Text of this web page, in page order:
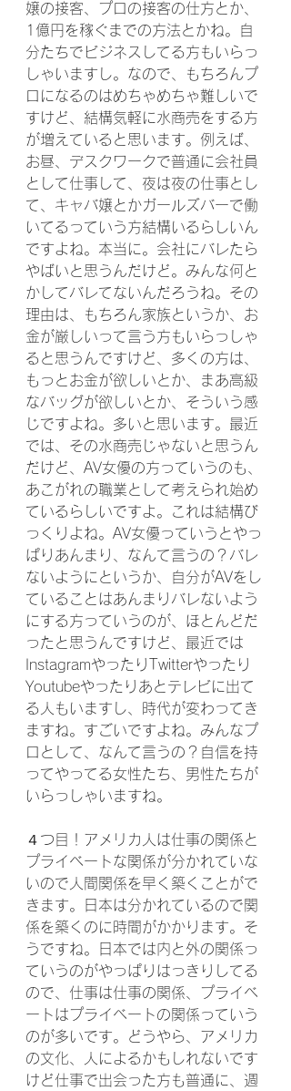
嬢の接客、プロの接客の仕方とか、
1億円を稼ぐまでの方法とかね。自
分たちでビジネスしてる方もいらっ
しゃいますし。なので、もちろんプ
ロになるのはめちゃめちゃ難しいで
すけど、結構気軽に水商売をする方
が増えていると思います。例えば、
お昼、デスクワークで普通に会社員
として仕事して、夜は夜の仕事とし
て、キャバ嬢とかガールズバーで働
いてるっていう方結構いるらしいん
ですよね。本当に。会社にバレたら
やばいと思うんだけど。みんな何と
かしてバレてないんだろうね。その
理由は、もちろん家族というか、お
金が厳しいって言う方もいらっしゃ
ると思うんですけど、多くの方は、
もっとお金が欲しいとか、まあ高級
なバッグが欲しいとか、そういう感
じですよね。多いと思います。最近
では、その水商売じゃないと思うん
だけど、AV女優の方っていうのも、
あこがれの職業として考えられ始め
ているらしいですよ。これは結構び
っくりよね。AV女優っていうとやっ
ぱりあんまり、なんて言うの？バレ
ないようにというか、自分がAVをし
ていることはあんまりバレないよう
にする方っていうのが、ほとんどだ
ったと思うんですけど、最近では
InstagramやったりTwitterやったり
Youtubeやったりあとテレビに出て
る人もいますし、時代が変わってき
ますね。すごいですよね。みんなプ
ロとして、なんて言うの？自信を持
ってやってる女性たち、男性たちが
いらっしゃいますね。
４つ目！アメリカ人は仕事の関係と
プライベートな関係が分かれていな
いので人間関係を早く築くことがで
きます。日本は分かれているので関
係を築くのに時間がかかります。そ
うですね。日本では内と外の関係っ
ていうのがやっぱりはっきりしてる
ので、仕事は仕事の関係、プライベ
ートはプライベートの関係っていう
のが多いです。どうやら、アメリカ
の文化、人によるかもしれないです
けど仕事で出会った方も普通に、週